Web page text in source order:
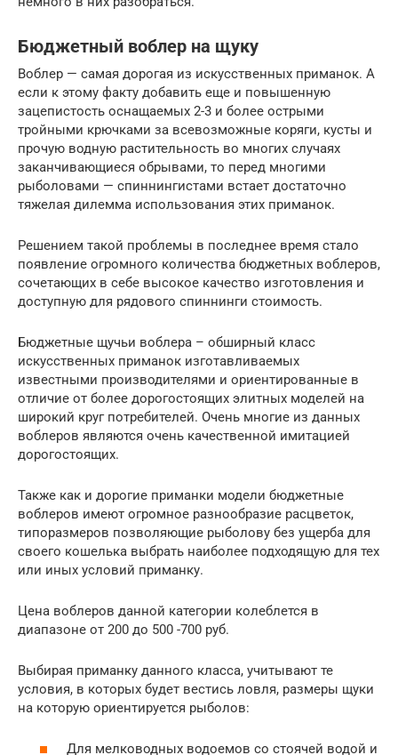
Бюджетный воблер на щуку
Воблер — самая дорогая из искусственных приманок. А
если к этому факту добавить еще и повышенную
зацепистость оснащаемых 2-3 и более острыми
тройными крючками за всевозможные коряги, кусты и
прочую водную растительность во многих случаях
заканчивающиеся обрывами, то перед многими
рыболовами — спиннингистами встает достаточно
тяжелая дилемма использования этих приманок.
Решением такой проблемы в последнее время стало
появление огромного количества бюджетных воблеров,
сочетающих в себе высокое качество изготовления и
доступную для рядового спиннинги стоимость.
Бюджетные щучьи воблера – обширный класс
искусственных приманок изготавливаемых
известными производителями и ориентированные в
отличие от более дорогостоящих элитных моделей на
широкий круг потребителей. Очень многие из данных
воблеров являются очень качественной имитацией
дорогостоящих.
Также как и дорогие приманки модели бюджетные
воблеров имеют огромное разнообразие расцветок,
типоразмеров позволяющие рыболову без ущерба для
своего кошелька выбрать наиболее подходящую для тех
или иных условий приманку.
Цена воблеров данной категории колеблется в
диапазоне от 200 до 500 -700 руб.
Выбирая приманку данного класса, учитывают те
условия, в которых будет вестись ловля, размеры щуки
на которую ориентируется рыболов:
Для мелководных водоемов со стоячей водой и